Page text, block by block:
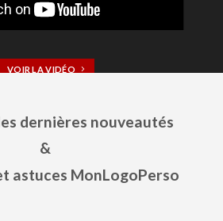
VOIR LA VIDÉO
dernières nouveautés
&
astuces MonLogoPerso